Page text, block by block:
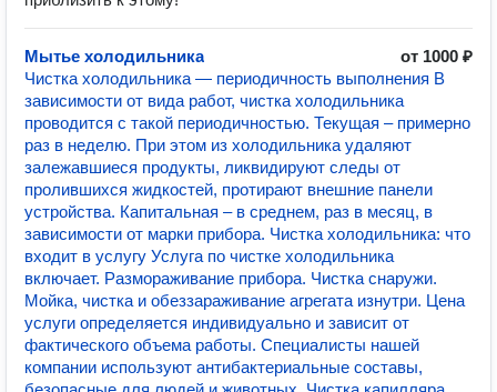
Мытье холодильника
от 1000 ₽
Чистка холодильника — периодичность выполнения В
зависимости от вида работ, чистка холодильника
проводится с такой периодичностью. Текущая – примерно
раз в неделю. При этом из холодильника удаляют
залежавшиеся продукты, ликвидируют следы от
пролившихся жидкостей, протирают внешние панели
устройства. Капитальная – в среднем, раз в месяц, в
зависимости от марки прибора. Чистка холодильника: что
входит в услугу Услуга по чистке холодильника
включает. Размораживание прибора. Чистка снаружи.
Мойка, чистка и обеззараживание агрегата изнутри. Цена
услуги определяется индивидуально и зависит от
фактического объема работы. Специалисты нашей
компании используют антибактериальные составы,